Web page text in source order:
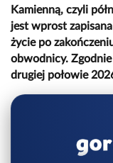
Kamienną, czyli
jest wprost
życie po
obwodnicy.
drugiej połowie